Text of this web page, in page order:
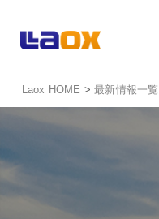
Laox HOME >最新情報一覧